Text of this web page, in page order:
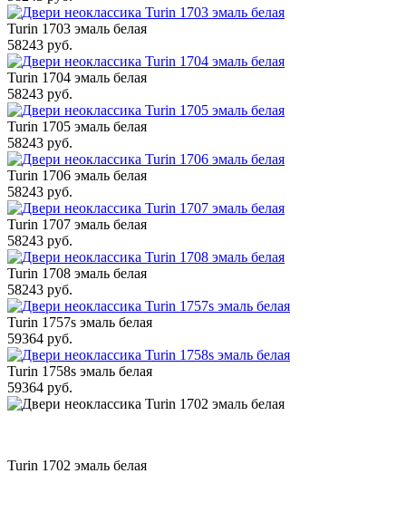
Turin 1703 эмаль белая
58243 руб.
Turin 1704 эмаль белая
58243 руб.
Turin 1705 эмаль белая
58243 руб.
Turin 1706 эмаль белая
58243 руб.
Turin 1707 эмаль белая
58243 руб.
Turin 1708 эмаль белая
58243 руб.
Turin 1757s эмаль белая
59364 руб.
Turin 1758s эмаль белая
59364 руб.
Turin 1702 эмаль белая